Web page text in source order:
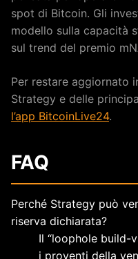
spot di Bitcoin. Gli
modello sulla capacità
sul trend del premio
Per restare aggiornato
Strategy e delle
l’app BitcoinLive24.
FAQ
Perché Strategy può
riserva dichiarata?
Il “loophole build-
i proventi della